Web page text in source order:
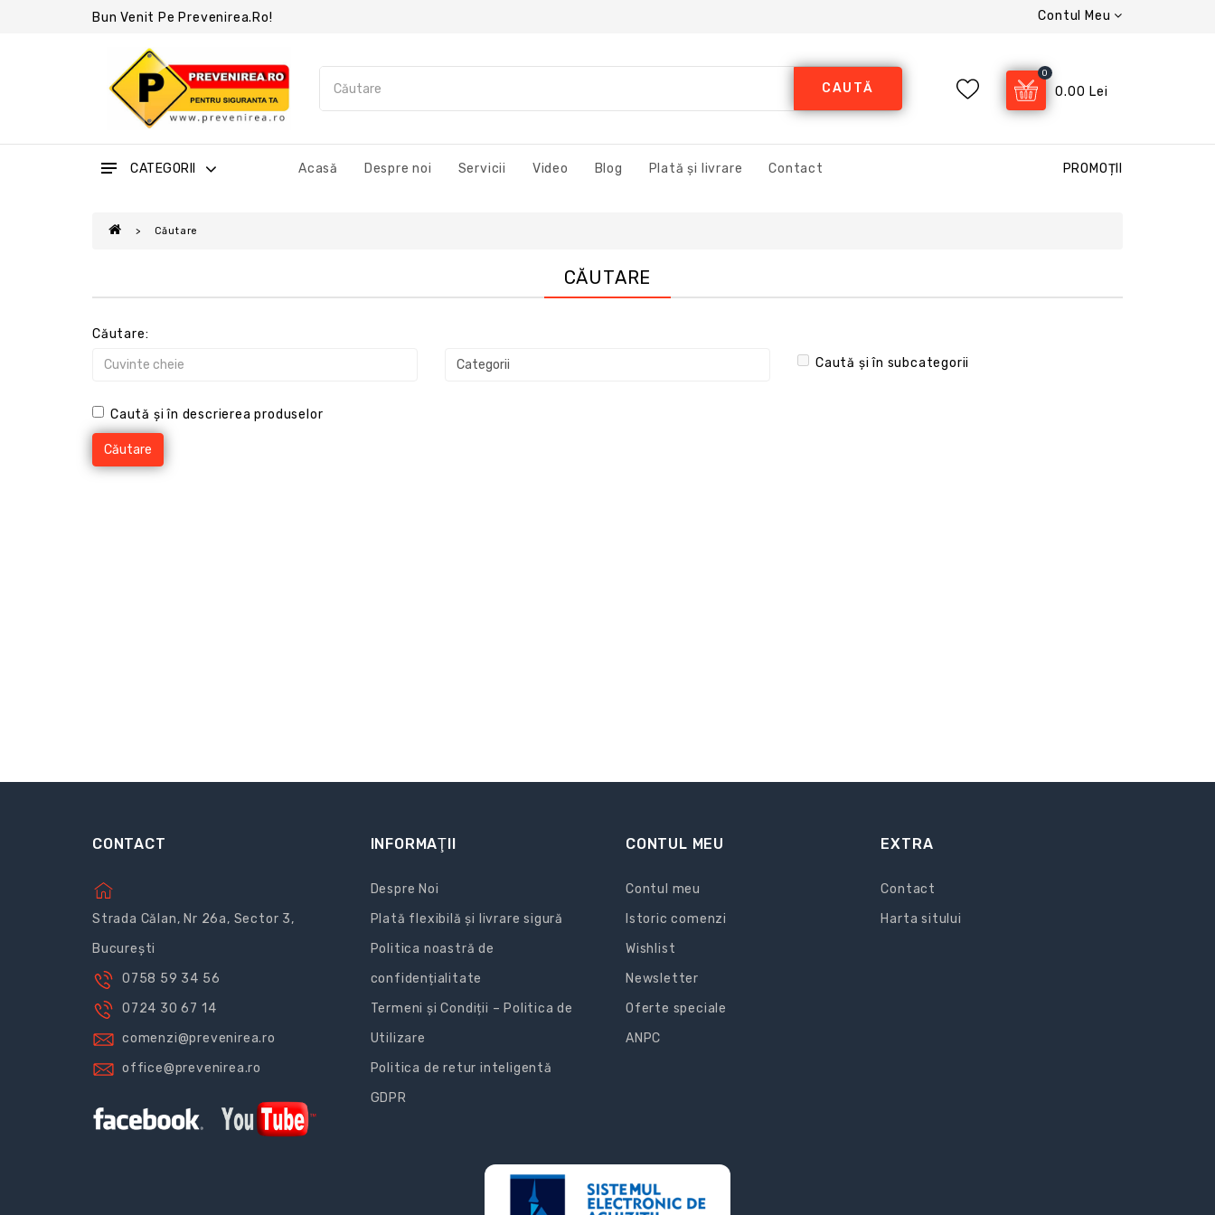
Bun Venit Pe Prevenirea.ro! Contul Meu
CAUTĂ
0
0.00 Lei
CATEGORII Acasă Despre noi Servicii Video Blog Plată și livrare Contact PROMOȚII
Căutare
CĂUTARE
Căutare:
Caută și în subcategorii
Caută și în descrierea produselor
CONTACT
Strada Călan, Nr 26a, Sector 3,
București
0758 59 34 56
0724 30 67 14
comenzi@prevenirea.ro
office@prevenirea.ro
INFORMAŢII
Despre Noi
Plată flexibilă și livrare sigură
Politica noastră de
confidențialitate
Termeni și Condiții – Politica de
Utilizare
Politica de retur inteligentă
GDPR
CONTUL MEU
Contul meu
Istoric comenzi
Wishlist
Newsletter
Oferte speciale
ANPC
EXTRA
Contact
Harta sitului